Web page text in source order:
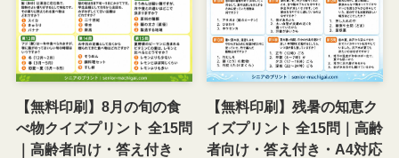
【無料印刷】8月の旬の食
べ物クイズプリント 全15問
｜高齢者向け・答え付き・
【無料印刷】残暑の知恵ク
イズプリント 全15問｜高齢
者向け・答え付き・A4対応